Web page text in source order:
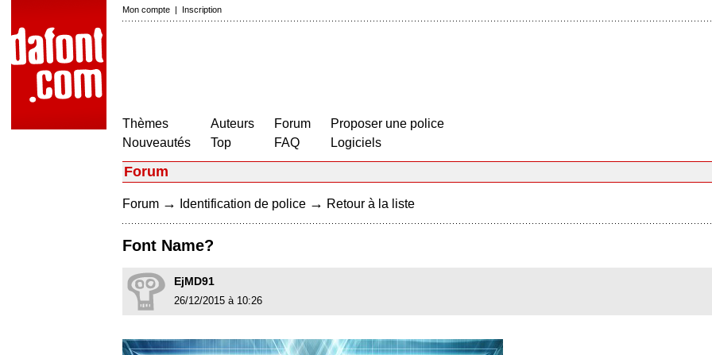
Mon compte | Inscription
Thèmes
Nouveautés
Auteurs
Top
Forum
FAQ
Proposer une police
Logiciels
Forum
Forum → Identification de police → Retour à la liste
Font Name?
EjMD91
26/12/2015 à 10:26